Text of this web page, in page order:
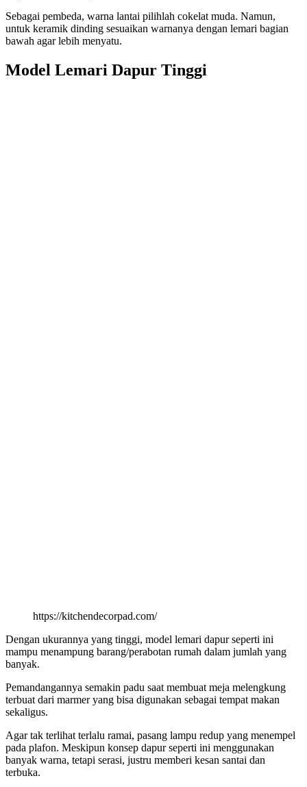
Sebagai pembeda, warna lantai pilihlah cokelat muda. Namun,
untuk keramik dinding sesuaikan warnanya dengan lemari bagian
bawah agar lebih menyatu.
Model Lemari Dapur Tinggi
https://kitchendecorpad.com/
Dengan ukurannya yang tinggi, model lemari dapur seperti ini
mampu menampung barang/perabotan rumah dalam jumlah yang
banyak.
Pemandangannya semakin padu saat membuat meja melengkung
terbuat dari marmer yang bisa digunakan sebagai tempat makan
sekaligus.
Agar tak terlihat terlalu ramai, pasang lampu redup yang menempel
pada plafon. Meskipun konsep dapur seperti ini menggunakan
banyak warna, tetapi serasi, justru memberi kesan santai dan
terbuka.